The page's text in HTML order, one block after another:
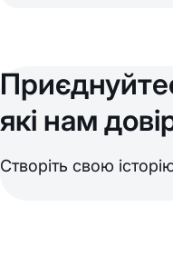
які нам
Створіть свою